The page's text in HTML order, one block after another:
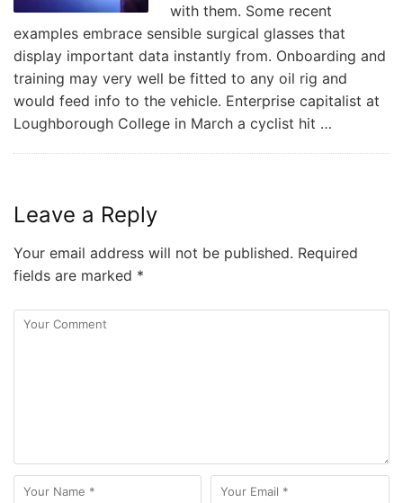
with them. Some recent
examples embrace sensible surgical glasses that
display important data instantly from. Onboarding and
training may very well be fitted to any oil rig and
would feed info to the vehicle. Enterprise capitalist at
Loughborough College in March a cyclist hit …
Leave a Reply
Your email address will not be published. Required
fields are marked *